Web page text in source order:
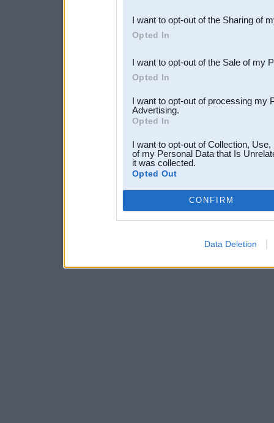
Downstream Participants
third parties.
I want to opt-out of the Sharing of
Opted In
I want to opt-out of the Sale of my
Opted In
I want to opt-out of processing my
Advertising.
Opted In
I want to opt-out of Collection,
of my Personal Data that Is
it was collected.
Opted Out
CONFIRM
Data Deletion